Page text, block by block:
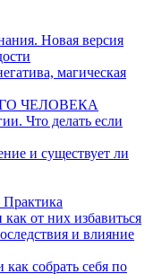
Новая версия
магическая
ЧЕЛОВЕКА
Что делать если
и существует ли
от них избавиться
и влияние
собрать себя по